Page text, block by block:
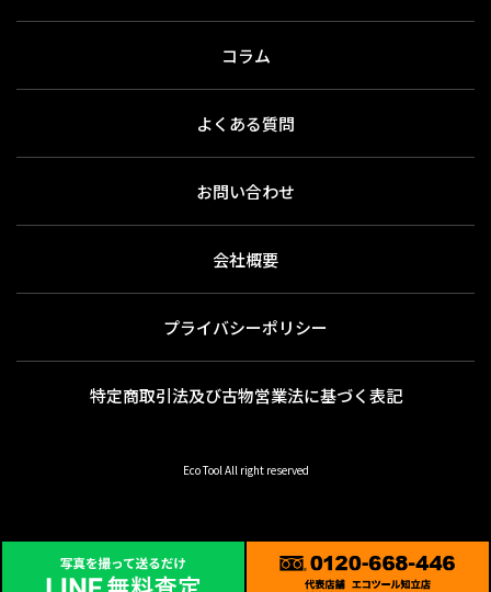
コラム
よくある質問
お問い合わせ
会社概要
プライバシーポリシー
特定商取引法及び古物営業法に基づく表記
Eco Tool All right reserved